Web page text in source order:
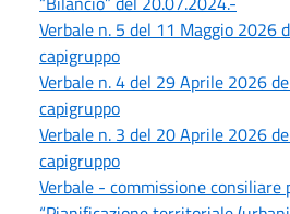
Verbale n. 5 del 11 Maggio 2026
capigruppo
Verbale n. 4 del 29 Aprile 2026
capigruppo
Verbale n. 3 del 20 Aprile 2026
capigruppo
Verbale - commissione consiliare